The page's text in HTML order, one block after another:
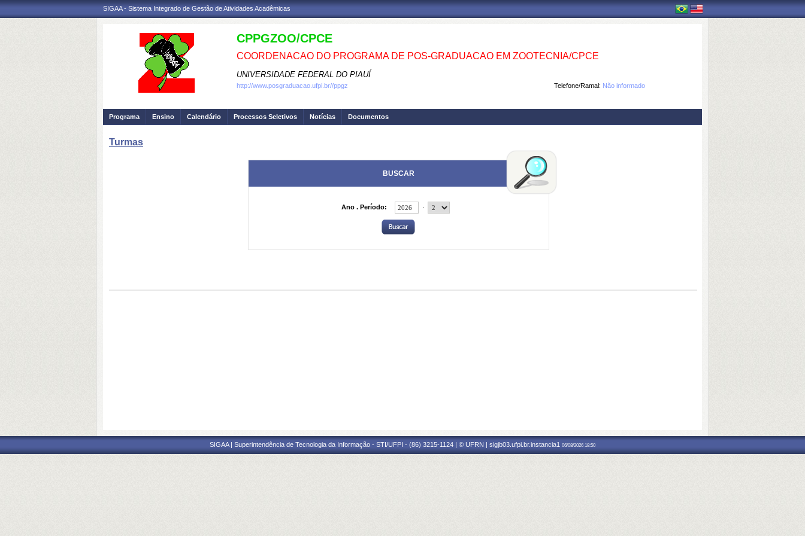
SIGAA - Sistema Integrado de Gestão de Atividades Acadêmicas
CPPGZOO/CPCE
COORDENACAO DO PROGRAMA DE POS-GRADUACAO EM ZOOTECNIA/CPCE
UNIVERSIDADE FEDERAL DO PIAUÍ
Telefone/Ramal: Não informado
http://www.posgraduacao.ufpi.br//ppgz
Programa Ensino Calendário Processos Seletivos Notícias Documentos
Turmas
BUSCAR
Ano . Período:
SIGAA | Superintendência de Tecnologia da Informação - STI/UFPI - (86) 3215-1124 | © UFRN | sigjb03.ufpi.br.instancia1 06/08/2026 18:50